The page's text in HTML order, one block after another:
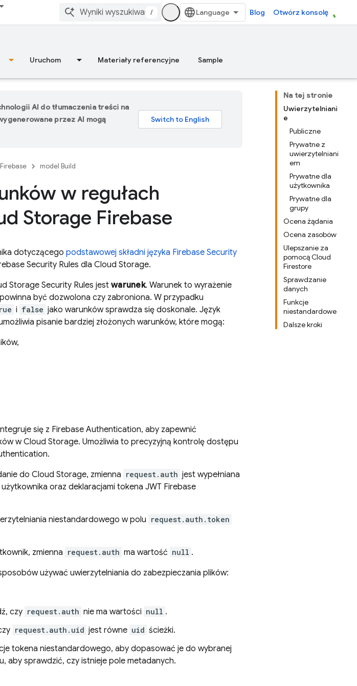
/ Blog Otwórz konsolę
Uruchom Materiały referencyjne Sample
Na tej stronie
Uwierzytelniani
e
Publiczne
Prywatne z
uwierzytelniani
em
Prywatne dla
użytkownika
Prywatne dla
grupy
Ocena żądania
Ocena zasobów
Ulepszanie za
pomocą Cloud
Firestore
Sprawdzanie
danych
Funkcje
niestandardowe
Dalsze kroki
AI do tłumaczenia treści na
przez AI mogą
model Build
w regułach
Storage Firebase
dotyczącego podstawowej składni języka Firebase Security
Security Rules dla Cloud Storage.
StorageSecurity Rules jest warunek. Warunek to wyrażenie
być dozwolona czy zabroniona. W przypadku
i false jako warunków sprawdza się doskonale. Język
pisanie bardziej złożonych warunków, które mogą:
się z Firebase Authentication, aby zapewnić
wCloud Storage. Umożliwia to precyzyjną kontrolę dostępu
.
do Cloud Storage, zmienna request.auth jest wypełniana
użytkownika oraz deklaracjami tokena JWT Firebase
niestandardowego w polu request.auth.token
zmienna request.auth ma wartość null .
używać uwierzytelniania do zabezpieczania plików:
czy request.auth nie ma wartości null .
request.auth.uid jest równe uid ścieżki.
tokena niestandardowego, aby dopasować je do wybranej
aby sprawdzić, czy istnieje pole metadanych.